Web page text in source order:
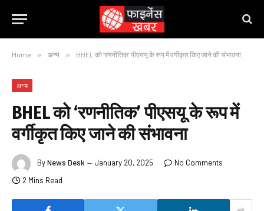
Home » अन्य » BHEL को ‘रणनीतिक’ पीएसयू के रूप में वर्गीकृत किए जाने की संभावना
अन्य
BHEL को ‘रणनीतिक’ पीएसयू के रूप में
वर्गीकृत किए जाने की संभावना
ByNews Desk January 20, 2025
No Comments
2 Mins Read